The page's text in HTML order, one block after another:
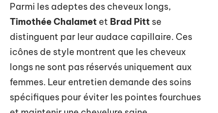
Parmi les adeptes des cheveux longs,
Timothée Chalamet et Brad Pitt se
distinguent par leur audace capillaire. Ces
icônes de style montrent que les cheveux
longs ne sont pas réservés uniquement aux
femmes. Leur entretien demande des soins
spécifiques pour éviter les pointes fourchues